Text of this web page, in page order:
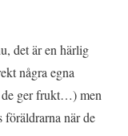
det är en härlig
några egna
de ger frukt…) men
föräldrarna när de